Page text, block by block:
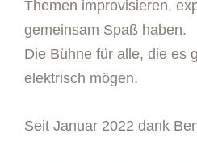
Themen improvisieren,
gemeinsam Spaß haben.
Die Bühne für alle, die es
elektrisch mögen.
Seit Januar 2022 dank